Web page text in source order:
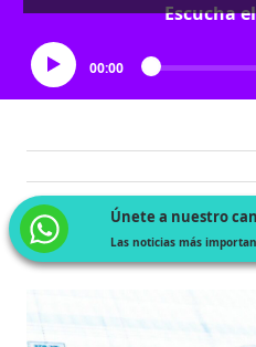
Escucha
00:00
Únete a nuestro
Las noticias más